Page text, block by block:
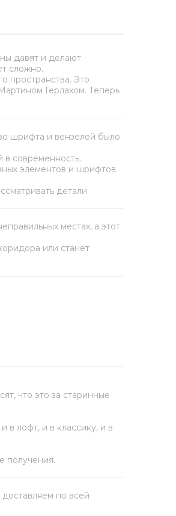
давят и делают
сложно.
пространства. Это
Герлахом. Теперь
шрифта и вензелей было
современность.
элементов и шрифтов.
детали.
местах, а этот
или станет
что это за старинные
в лофт, и в классику, и в
получения.
по всей